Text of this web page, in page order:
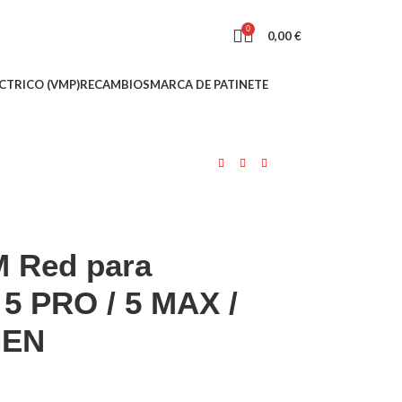
0 0,00€
(VMP)RECAMBIOSMARCA DE PATINETE
Red para
PRO / 5 MAX /